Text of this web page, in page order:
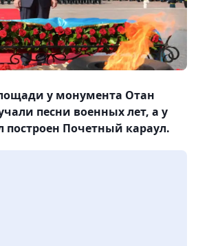
у монумента Отан
песни военных лет, а у
построен Почетный караул.